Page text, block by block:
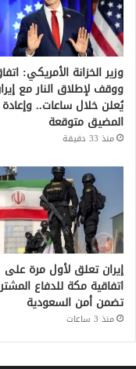
وزير الخزانة الأمريكي:
ووقف لإطلاق النار مع
يُعلن خلال ساعات..
المضيق متوقعة
منذ 33 دقيقة
إيران تعلق لأول مرة على
اتفاقية مكة للدفاع
تضمن أمن السعودية
منذ 3 ساعات